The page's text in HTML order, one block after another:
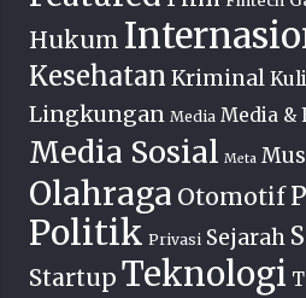
Hukum
Kesehatan Kriminal
Lingkungan Media Media &
Media Sosial Meta
Olahraga Otomotif
Politik Privasi Sejarah
Startup Teknologi